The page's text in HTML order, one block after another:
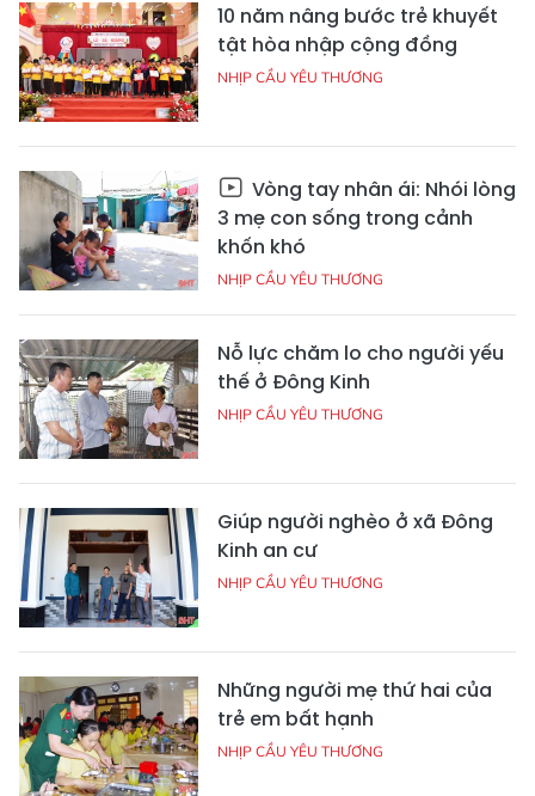
10 năm nâng bước trẻ khuyết
tật hòa nhập cộng đồng
NHỊP CẦU YÊU THƯƠNG
Vòng tay nhân ái: Nhói lòng
3 mẹ con sống trong cảnh
khốn khó
NHỊP CẦU YÊU THƯƠNG
Nỗ lực chăm lo cho người yếu
thế ở Đông Kinh
NHỊP CẦU YÊU THƯƠNG
Giúp người nghèo ở xã Đông
Kinh an cư
NHỊP CẦU YÊU THƯƠNG
Những người mẹ thứ hai của
trẻ em bất hạnh
NHỊP CẦU YÊU THƯƠNG